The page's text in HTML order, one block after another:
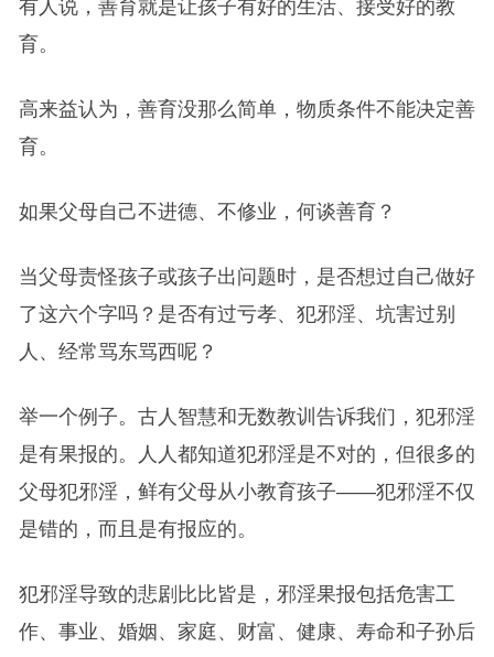
有人说，善育就是让孩子有好的生活、接受好的教
育。
高来益认为，善育没那么简单，物质条件不能决定善
育。
如果父母自己不进德、不修业，何谈善育？
当父母责怪孩子或孩子出问题时，是否想过自己做好
了这六个字吗？是否有过亏孝、犯邪淫、坑害过别
人、经常骂东骂西呢？
举一个例子。古人智慧和无数教训告诉我们，犯邪淫
是有果报的。人人都知道犯邪淫是不对的，但很多的
父母犯邪淫，鲜有父母从小教育孩子——犯邪淫不仅
是错的，而且是有报应的。
犯邪淫导致的悲剧比比皆是，邪淫果报包括危害工
作、事业、婚姻、家庭、财富、健康、寿命和子孙后